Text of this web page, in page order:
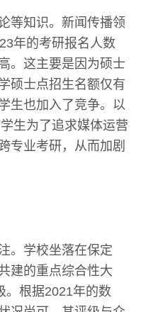
等知识。新闻传播领
年的考研报名人数
。这主要是因为硕士
硕士点招生名额仅有
生也加入了竞争。以
生为了追求媒体运营
专业考研，从而加剧
。学校坐落在保定
建的重点综合性大
。根据2021年的数